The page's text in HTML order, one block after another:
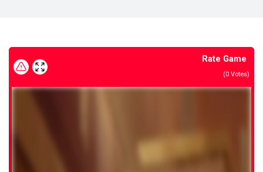
Rate Game
(0 Votes)